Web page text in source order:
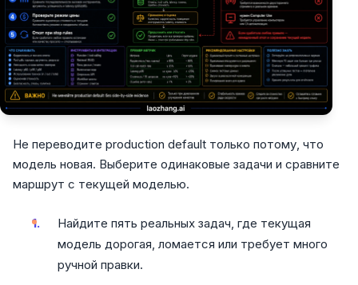
Не переводите production default только потому, что
модель новая. Выберите одинаковые задачи и сравните
маршрут с текущей моделью.
Найдите пять реальных задач, где текущая
модель дорогая, ломается или требует много
ручной правки.